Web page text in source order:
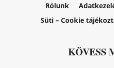
Rólunk
Süti – Cookie
KÖVESS